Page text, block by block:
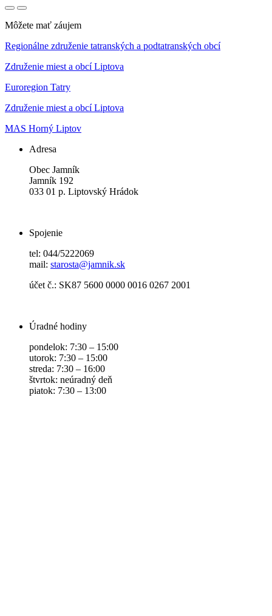
Môžete mať záujem
Regionálne združenie tatranských a podtatranských obcí
Združenie miest a obcí Liptova
Euroregion Tatry
Združenie miest a obcí Liptova
MAS Horný Liptov
Adresa
Obec Jamník
Jamník 192
033 01 p. Liptovský Hrádok
Spojenie
tel: 044/5222069
mail: starosta@jamnik.sk
účet č.: SK87 5600 0000 0016 0267 2001
Úradné hodiny
pondelok: 7:30 – 15:00
utorok: 7:30 – 15:00
streda: 7:30 – 16:00
štvrtok: neúradný deň
piatok: 7:30 – 13:00